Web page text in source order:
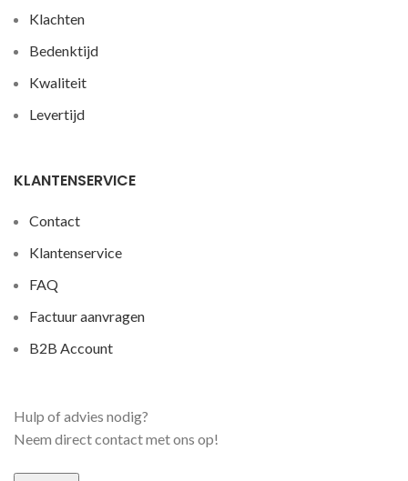
Klachten
Bedenktijd
Kwaliteit
Levertijd
KLANTENSERVICE
Contact
Klantenservice
FAQ
Factuur aanvragen
B2B Account
Hulp of advies nodig?
Neem direct contact met ons op!